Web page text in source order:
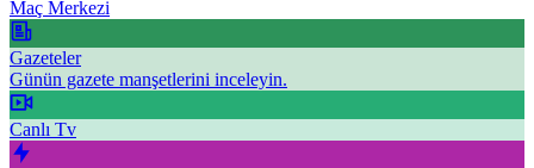
Maç Merkezi
Gazeteler
Günün gazete manşetlerini inceleyin.
Canlı Tv